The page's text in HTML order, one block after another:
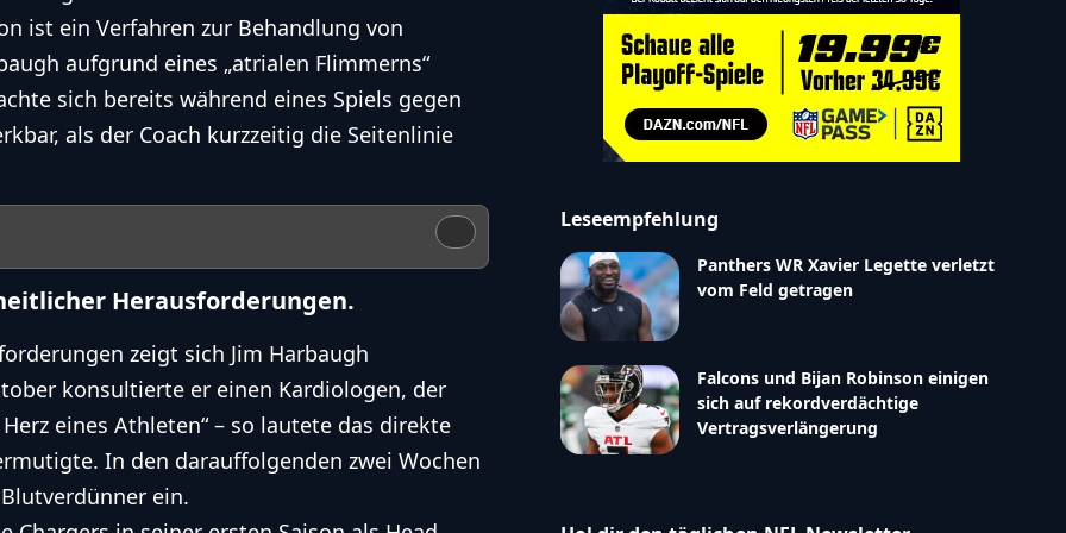
ist ein Verfahren zur Behandlung von
aufgrund eines „atrialen Flimmerns“
sich bereits während eines Spiels gegen
als der Coach kurzzeitig die Seitenlinie
Herausforderungen.
zeigt sich Jim Harbaugh
konsultierte er einen Kardiologen, der
eines Athleten“ – so lautete das direkte
In den darauffolgenden zwei Wochen
ein.
Leseempfehlung
Panthers WR Xavier Legette verletzt
vom Feld getragen
Falcons und Bijan Robinson einigen
sich auf rekordverdächtige
Vertragsverlängerung